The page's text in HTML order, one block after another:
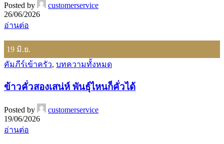
Posted by
customerservice
26/06/2026
อ่านต่อ
19 มิ.ย.
คัมภีร์เข้าครัว, บทความทั้งหมด
ข้าวคั่วสองเสน่ห์ พันธุ์ไหนก็คั่วได้
Posted by
customerservice
19/06/2026
อ่านต่อ